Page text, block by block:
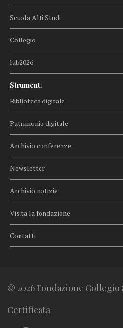
Scuola Alti Studi
Collegio
lab2026
Strumenti
Biblioteca digitale
Patrimonio digitale
Archivio conferenze
Newsletter
Archivio notizie
Visita la fondazione
Contatti
© 2026 Fondazione Collegio
Certificata